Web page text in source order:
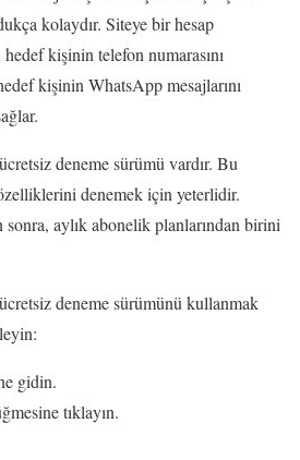
kolaydır. Siteye bir hesap
kişinin telefon numarasını
kişinin WhatsApp mesajlarını
deneme sürümü vardır. Bu
denemek için yeterlidir.
aylık abonelik planlarından birini
deneme sürümünü kullanmak
gidin.
tıklayın.